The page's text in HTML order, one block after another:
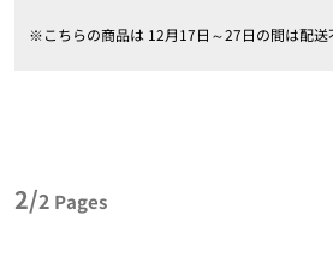
※こちらの商品は 12月17日～27日の間は配送
2/2 Pages